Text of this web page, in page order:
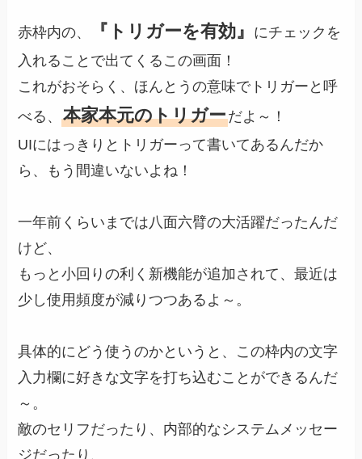
赤枠内の、 『トリガーを有効』
にチェックを
入れることで出てくるこの画面！
これがおそらく、ほんとうの意味でトリガーと呼
べる、本家本元のトリガーだよ～！
UIにはっきりとトリガーって書いてあるんだか
ら、もう間違いないよね！
一年前くらいまでは八面六臂の大活躍だったんだ
けど、
もっと小回りの利く新機能が追加されて、最近は
少し使用頻度が減りつつあるよ～。
具体的にどう使うのかというと、この枠内の文字
入力欄に好きな文字を打ち込むことができるんだ
～。
敵のセリフだったり、内部的なシステムメッセー
ジだったり、